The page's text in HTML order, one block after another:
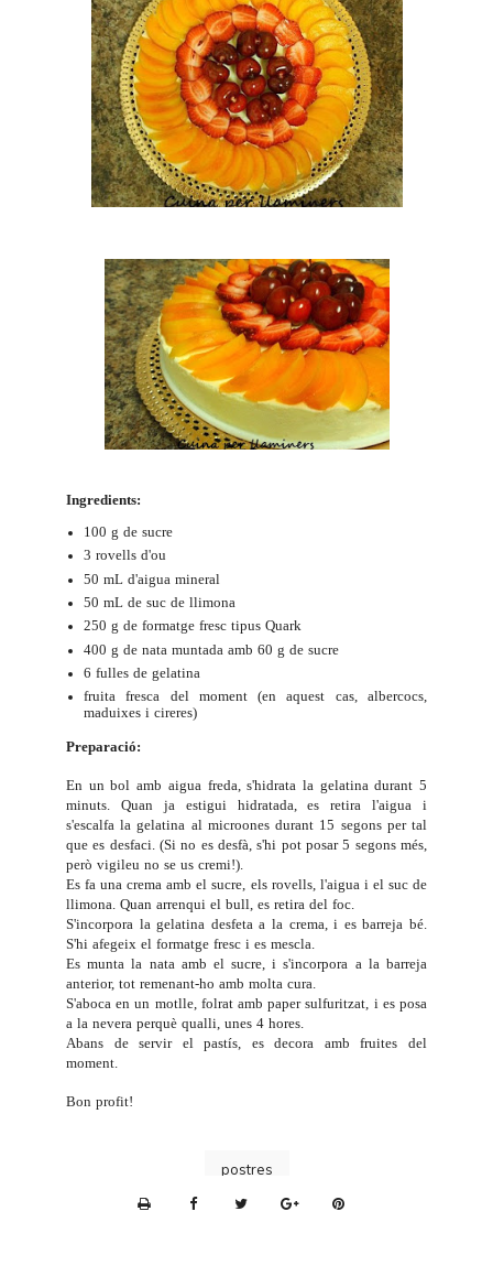
Ingredients:
100 g de sucre
3 rovells d'ou
50 mL d'aigua mineral
50 mL de suc de llimona
250 g de formatge fresc tipus Quark
400 g de nata muntada amb 60 g de sucre
6 fulles de gelatina
fruita fresca del moment (en aquest cas, albercocs,
maduixes i cireres)
Preparació:
En un bol amb aigua freda, s'hidrata la gelatina durant 5
minuts. Quan ja estigui hidratada, es retira l'aigua i
s'escalfa la gelatina al microones durant 15 segons per tal
que es desfaci. (Si no es desfà, s'hi pot posar 5 segons més,
però vigileu no se us cremi!).
Es fa una crema amb el sucre, els rovells, l'aigua i el suc de
llimona. Quan arrenqui el bull, es retira del foc.
S'incorpora la gelatina desfeta a la crema, i es barreja bé.
S'hi afegeix el formatge fresc i es mescla.
Es munta la nata amb el sucre, i s'incorpora a la barreja
anterior, tot remenant-ho amb molta cura.
S'aboca en un motlle, folrat amb paper sulfuritzat, i es posa
a la nevera perquè qualli, unes 4 hores.
Abans de servir el pastís, es decora amb fruites del
moment.
Bon profit!
postres